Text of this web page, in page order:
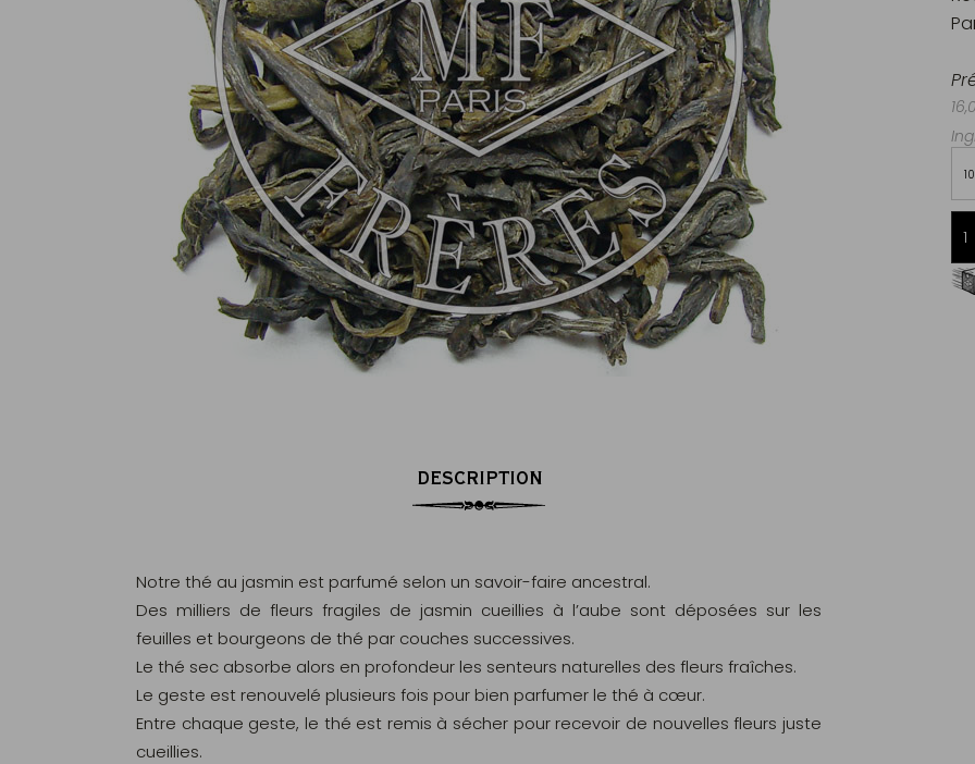
Paiement en ligne 100% sécurisé
MasterCard, CB, Visa, PayPal
Livraison offerte dès 60€ d'achats
en France Métropolitaine
DESCRIPTION
Notre thé au jasmin est parfumé selon un savoir-faire ancestral.
Des milliers de fleurs fragiles de jasmin cueillies à l’aube sont déposées sur les
feuilles et bourgeons de thé par couches successives.
Le thé sec absorbe alors en profondeur les senteurs naturelles des fleurs fraîches.
Le geste est renouvelé plusieurs fois pour bien parfumer le thé à cœur.
Entre chaque geste, le thé est remis à sécher pour recevoir de nouvelles fleurs juste
cueillies.